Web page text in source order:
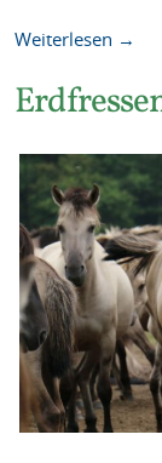
Weiterlesen →